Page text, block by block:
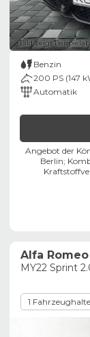
Bild zeigt
Benzin
200 PS (147
Automatik
Angebot der
Berlin;
Alfa
MY22 Sprint
1